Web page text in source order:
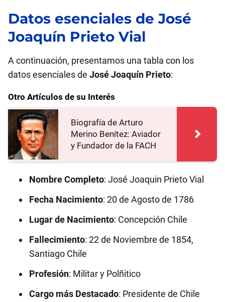
Datos esenciales deJosé
Joaquín Prieto Vial
A continuación, presentamos una tabla con los
datos esenciales de José Joaquín Prieto:
Otro Artículos de su Interés
Biografía de Arturo
Merino Benítez: Aviador
y Fundador de la FACH
Nombre Completo: José Joaquin Prieto Vial
Fecha Nacimiento: 20 de Agosto de 1786
Lugar de Nacimiento: Concepción Chile
Fallecimiento: 22 de Noviembre de 1854,
Santiago Chile
Profesión: Militar y Polñitico
Cargo más Destacado: Presidente de Chile